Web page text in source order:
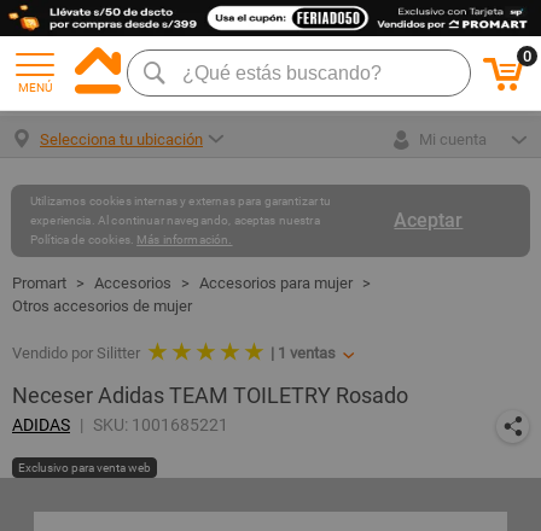
MENÚ
0
Selecciona tu ubicación Mi cuenta
Aceptar
Utilizamos cookies internas y externas para garantizar tu
experiencia. Al continuar navegando, aceptas nuestra
Política de cookies. Más información.
Accesorios
Accesorios para mujer
Otros accesorios de mujer
Vendido por Silitter ★ ★ ★ ★ ★ | 1 ventas
Neceser Adidas TEAM TOILETRY Rosado
ADIDAS SKU: 1001685221
Exclusivo para venta web